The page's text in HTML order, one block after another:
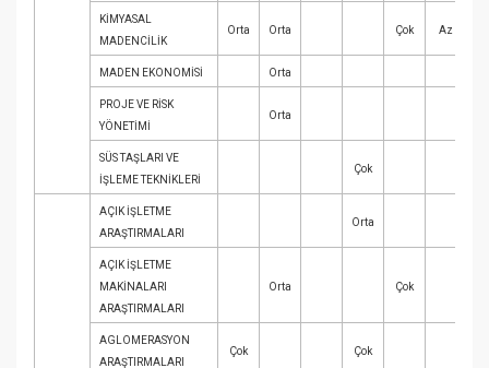
KİMYASAL
MADENCİLİK
Orta Orta Çok Az
MADEN EKONOMİSİ Orta
PROJE VE RİSK
YÖNETİMİ
Orta
SÜS TAŞLARI VE
İŞLEME TEKNİKLERİ
Çok
AÇIK İŞLETME
ARAŞTIRMALARI
Orta
AÇIK İŞLETME
MAKİNALARI
ARAŞTIRMALARI
Orta Çok
AGLOMERASYON
ARAŞTIRMALARI
Çok Çok